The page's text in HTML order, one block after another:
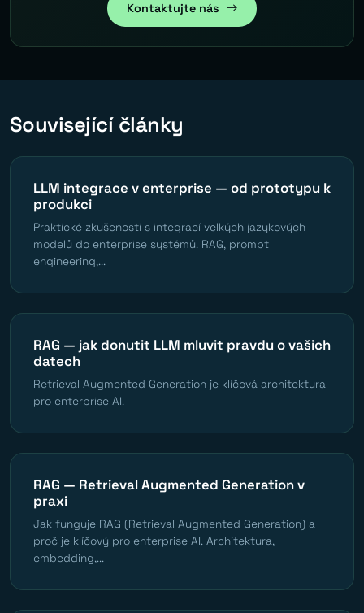
Kontaktujte nás
Související články
LLM integrace v enterprise — od prototypu k
produkci
Praktické zkušenosti s integrací velkých jazykových
modelů do enterprise systémů. RAG, prompt
engineering,...
RAG — jak donutit LLM mluvit pravdu o vašich
datech
Retrieval Augmented Generation je klíčová architektura
pro enterprise AI.
RAG — Retrieval Augmented Generation v
praxi
Jak funguje RAG (Retrieval Augmented Generation) a
proč je klíčový pro enterprise AI. Architektura,
embedding,...